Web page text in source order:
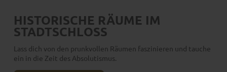
HISTORISCHE RÄUME IM
STADTSCHLOSS
Lass dich von den prunkvollen Räumen faszinieren und tauche
ein in die Zeit des Absolutismus.